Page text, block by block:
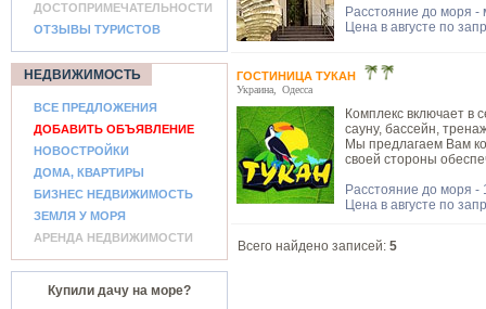
ДОСТОПРИМЕЧАТЕЛЬНОСТИ
ОТЗЫВЫ ТУРИСТОВ
НЕДВИЖИМОСТЬ
ВСЕ ПРЕДЛОЖЕНИЯ
ДОБАВИТЬ ОБЪЯВЛЕНИЕ
НОВОСТРОЙКИ
ДОМА, КВАРТИРЫ
БИЗНЕС НЕДВИЖИМОСТЬ
ЗЕМЛЯ У МОРЯ
АРЕНДА НЕДВИЖИМОСТИ
Купили дачу на море?
Расстояние до моря -
Цена в августе по
ГОСТИНИЦА ТУКАН
Украина Одесса
Комплекс включает в
сауну, бассейн,
Мы предлагаем Вам
своей стороны
Расстояние до моря -
Цена в августе по
Всего найдено записей: 5